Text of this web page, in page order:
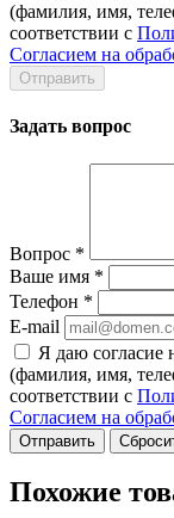
(фамилия, имя,
соответствии с
Согласием на
Задать вопрос
Вопрос *
Ваше имя *
Телефон *
E-mail
Я даю согласие
(фамилия, имя,
соответствии с
Согласием на
Похожие